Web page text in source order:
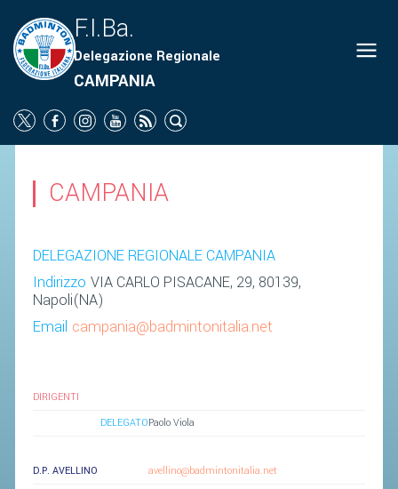
F.I.Ba.
Delegazione Regionale
CAMPANIA
CAMPANIA
DELEGAZIONE REGIONALE CAMPANIA
Indirizzo VIA CARLO PISACANE, 29, 80139,
Napoli(NA)
Email campania@badmintonitalia.net
DIRIGENTI
DELEGATOPaolo Viola
D.P. AVELLINO
avellino@badmintonitalia.net
ORGANIGRAMMA
SOCIETÀ
SCUOLA
TERRITORIO
ATTI UFFICIALI
CALENDARIO